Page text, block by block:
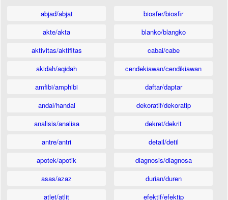
abjad/abjat
akte/akta
aktivitas/aktifitas
akidah/aqidah
amfibi/amphibi
andal/handal
analisis/analisa
antre/antri
apotek/apotik
asas/azaz
atlet/atlit
biosfer/biosfir
blanko/blangko
cabai/cabe
cendekiawan/cendikiawan
daftar/daptar
dekoratif/dekoratip
dekret/dekrit
detail/detil
diagnosis/diagnosa
durian/duren
efektif/efektip